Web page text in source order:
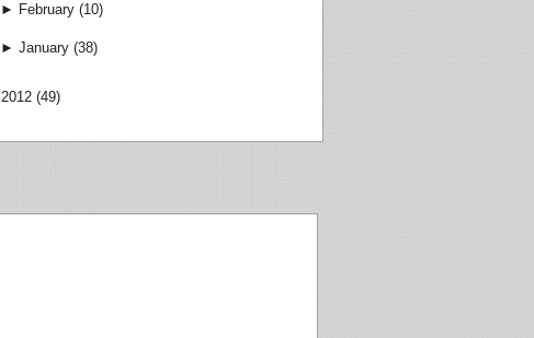
► February (10)
► January (38)
2012 (49)